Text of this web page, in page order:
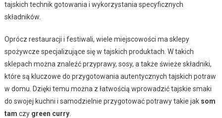
tajskich technik gotowania i wykorzystania specyficznych
składników.
Oprócz restauracji i festiwali, wiele miejscowości ma sklepy
spożywcze specjalizujące się w tajskich produktach. W takich
sklepach można znaleźć przyprawy, sosy, a także świeże składniki,
które są kluczowe do przygotowania autentycznych tajskich potraw
w domu. Dzięki temu można z łatwością wprowadzić tajskie smaki
do swojej kuchni i samodzielnie przygotować potrawy takie jak som
tam czy green curry.